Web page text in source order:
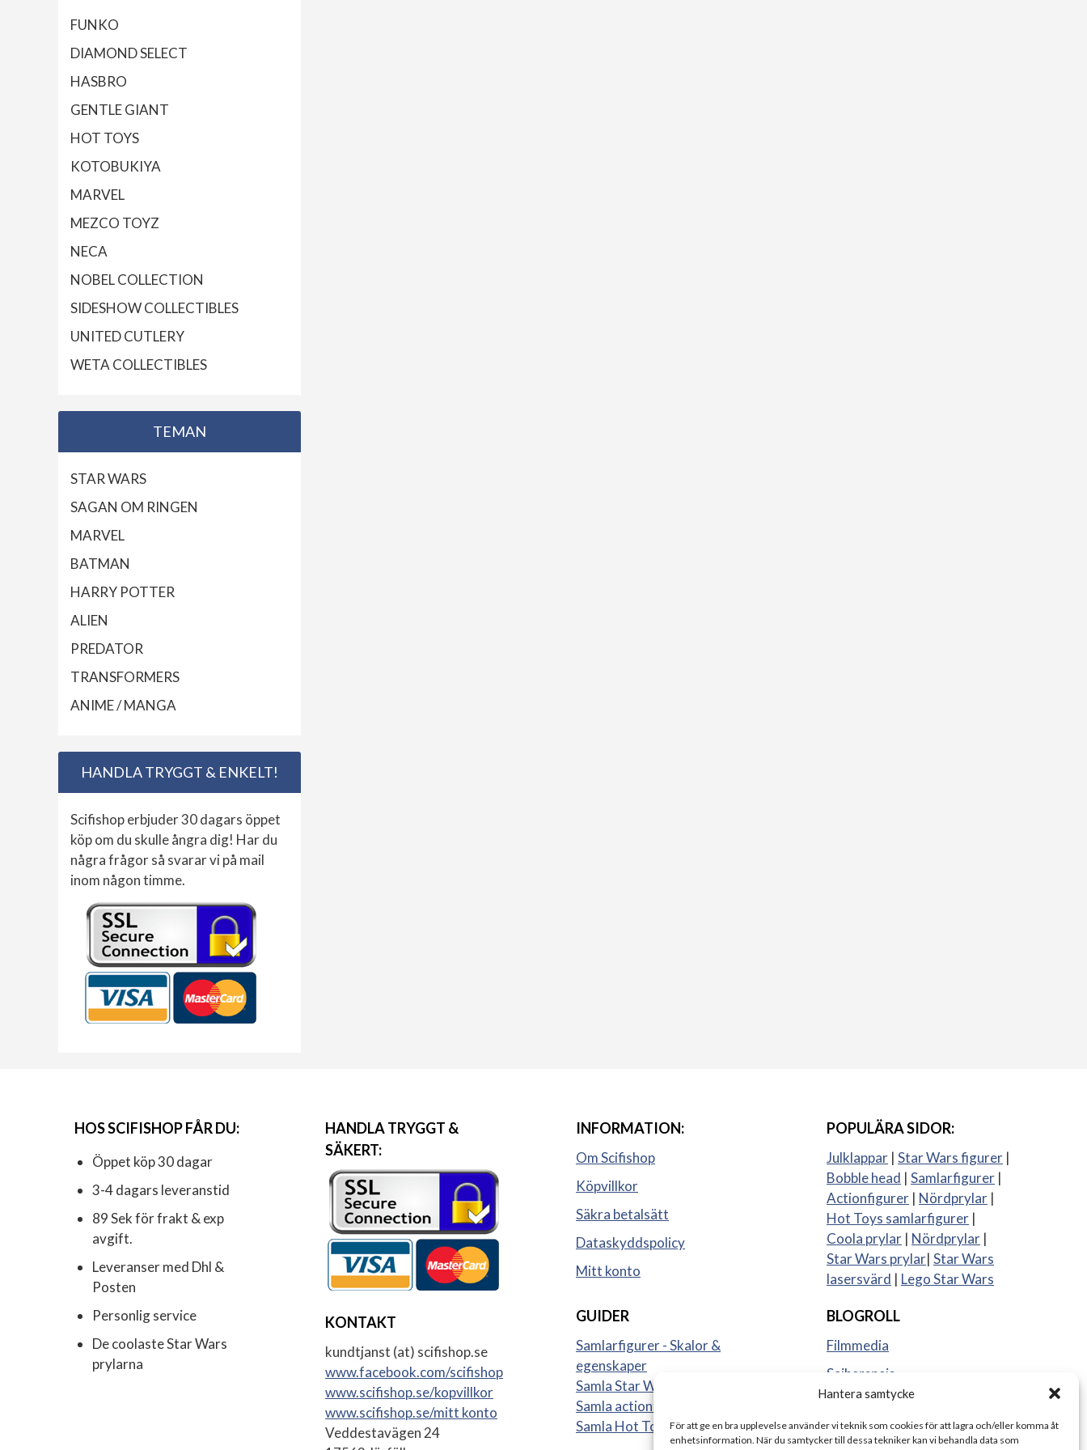
Hantera samtycke
För att ge en bra upplevelse använder vi teknik som cookies för att lagra och/eller komma åt
enhetsinformation. När du samtycker till dessa tekniker kan vi behandla data som
FUNKO
DIAMOND SELECT
HASBRO
GENTLE GIANT
HOT TOYS
KOTOBUKIYA
MARVEL
MEZCO TOYZ
NECA
NOBEL COLLECTION
SIDESHOW COLLECTIBLES
UNITED CUTLERY
WETA COLLECTIBLES
TEMAN
STAR WARS
SAGAN OM RINGEN
MARVEL
BATMAN
HARRY POTTER
ALIEN
PREDATOR
TRANSFORMERS
ANIME / MANGA
HANDLA TRYGGT & ENKELT!
Scifishop erbjuder 30 dagars öppet
köp om du skulle ångra dig! Har du
några frågor så svarar vi på mail
inom någon timme.
HOS SCIFISHOP FÅR DU:
Öppet köp 30 dagar
3-4 dagars leveranstid
89 Sek för frakt & exp
avgift.
Leveranser med Dhl &
Posten
Personlig service
De coolaste Star Wars
prylarna
HANDLA TRYGGT &
SÄKERT:
KONTAKT
kundtjanst (at) scifishop.se
www.facebook.com/scifishop
www.scifishop.se/kopvillkor
www.scifishop.se/mitt konto
Veddestavägen 24
INFORMATION:
Om Scifishop
Köpvillkor
Säkra betalsätt
Dataskyddspolicy
Mitt konto
GUIDER
Samlarfigurer - Skalor &
egenskaper
Samla Star Wars figurer
Samla actionfigurer
Samla Hot Toys
POPULÄRA SIDOR:
Julklappar | Star Wars figurer |
Bobble head | Samlarfigurer |
Actionfigurer | Nördprylar |
Hot Toys samlarfigurer |
Coola prylar | Nördprylar |
Star Wars prylar| Star Wars
lasersvärd | Lego Star Wars
BLOGROLL
Filmmedia
Sajberspejs
Strange things